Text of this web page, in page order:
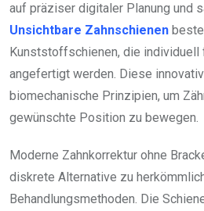
auf präziser digitaler Planung und
Unsichtbare Zahnschienen
Kunststoffschienen, die individuell
angefertigt werden. Diese
biomechanische Prinzipien, um
gewünschte Position zu bewegen.
Moderne Zahnkorrektur ohne
diskrete Alternative zu
Behandlungsmethoden. Die